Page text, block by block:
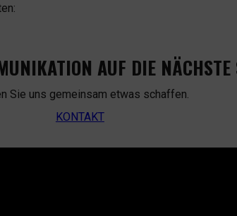
AUF DIE NÄCHSTE
Sie uns gemeinsam etwas schaffen.
KONTAKT